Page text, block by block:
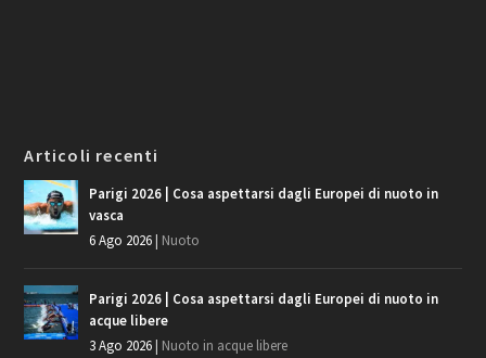
Articoli recenti
Parigi 2026 | Cosa aspettarsi dagli Europei di nuoto in
vasca
6 Ago 2026 Nuoto
Parigi 2026 | Cosa aspettarsi dagli Europei di nuoto in
acque libere
3 Ago 2026 Nuoto in acque libere